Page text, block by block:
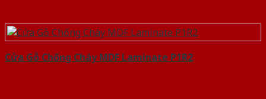
Cửa Gỗ Chống Cháy MDF Laminate P1R2